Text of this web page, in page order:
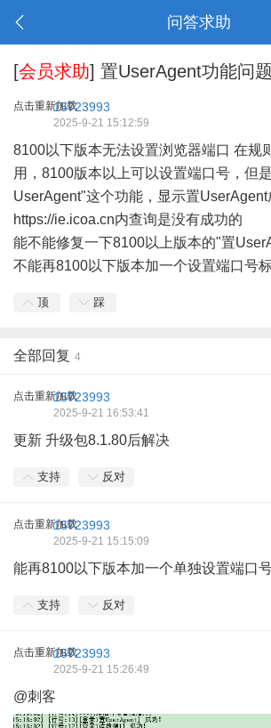
问答求助
[会员求助] 置UserAgent功能问题
点击重新加载15723993
2025-9-21 15:12:59
8100以下版本无法设置浏览器端口 在规
用，8100版本以上可以设置端口号，但
UserAgent"这个功能，显示置UserAgent
https://ie.icoa.cn内查询是没有成功的
能不能修复一下8100以上版本的"置
不能再8100以下版本加一个设置端口号
顶 踩
全部回复 4
点击重新加载15723993
2025-9-21 16:53:41
更新 升级包8.1.80后解决
支持 反对
点击重新加载15723993
2025-9-21 15:15:09
能再8100以下版本加一个单独设置端口
支持 反对
点击重新加载15723993
2025-9-21 15:26:49
@刺客